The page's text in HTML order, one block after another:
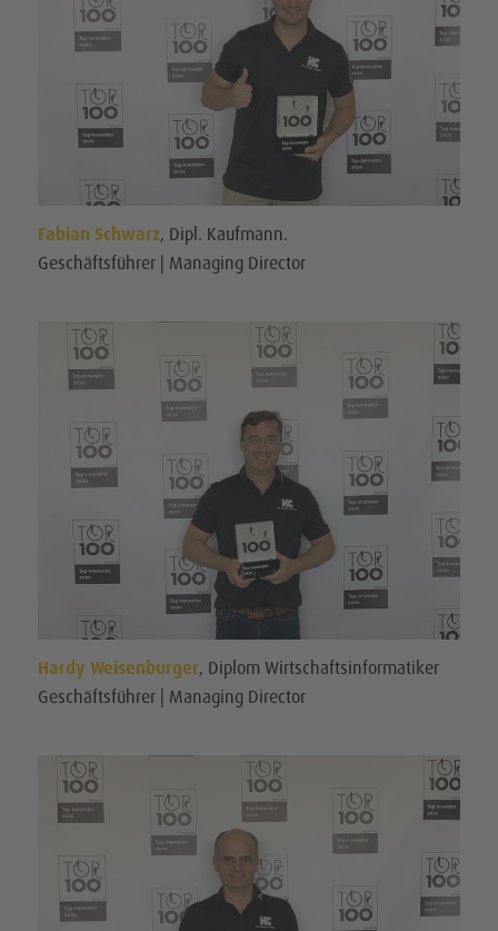
Fabian Schwarz, Dipl. Kaufmann.
Geschäftsführer | Managing Director
Hardy Weisenburger, Diplom Wirtschaftsinformatiker
Geschäftsführer | Managing Director